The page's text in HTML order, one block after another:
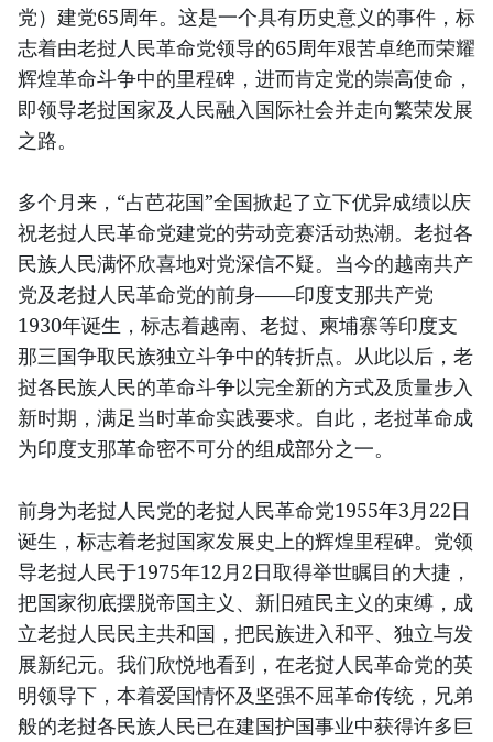
党）建党65周年。这是一个具有历史意义的事件，标
志着由老挝人民革命党领导的65周年艰苦卓绝而荣耀
辉煌革命斗争中的里程碑，进而肯定党的崇高使命，
即领导老挝国家及人民融入国际社会并走向繁荣发展
之路。
多个月来，“占芭花国”全国掀起了立下优异成绩以庆
祝老挝人民革命党建党的劳动竞赛活动热潮。老挝各
民族人民满怀欣喜地对党深信不疑。当今的越南共产
党及老挝人民革命党的前身——印度支那共产党
1930年诞生，标志着越南、老挝、柬埔寨等印度支
那三国争取民族独立斗争中的转折点。从此以后，老
挝各民族人民的革命斗争以完全新的方式及质量步入
新时期，满足当时革命实践要求。自此，老挝革命成
为印度支那革命密不可分的组成部分之一。
前身为老挝人民党的老挝人民革命党1955年3月22日
诞生，标志着老挝国家发展史上的辉煌里程碑。党领
导老挝人民于1975年12月2日取得举世瞩目的大捷，
把国家彻底摆脱帝国主义、新旧殖民主义的束缚，成
立老挝人民民主共和国，把民族进入和平、独立与发
展新纪元。我们欣悦地看到，在老挝人民革命党的英
明领导下，本着爱国情怀及坚强不屈革命传统，兄弟
般的老挝各民族人民已在建国护国事业中获得许多巨